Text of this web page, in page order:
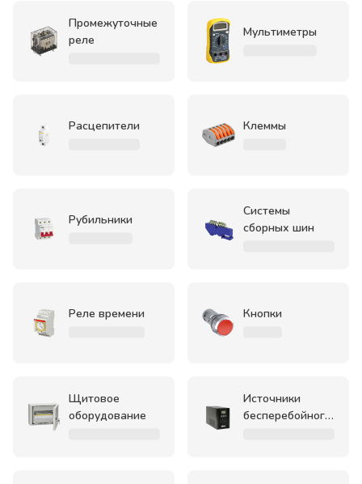
Промежуточные
реле
Мультиметры
Расцепители Клеммы
Рубильники
Системы
сборных шин
Реле времени Кнопки
Щитовое
оборудование
Источники
бесперебойного